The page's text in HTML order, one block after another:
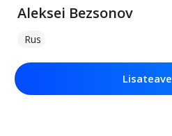
Aleksei Bezsonov
Rus
Lisateave